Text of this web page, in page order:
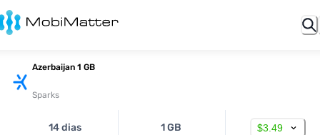
Azerbaijan 1 GB
Sparks
14 dias 1 GB $3.49